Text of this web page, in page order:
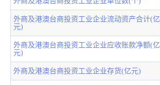
外商及港澳台商投资工业企业流动资产合计(亿
元)
外商及港澳台商投资工业企业应收账款净额(亿
元)
外商及港澳台商投资工业企业存货(亿元)